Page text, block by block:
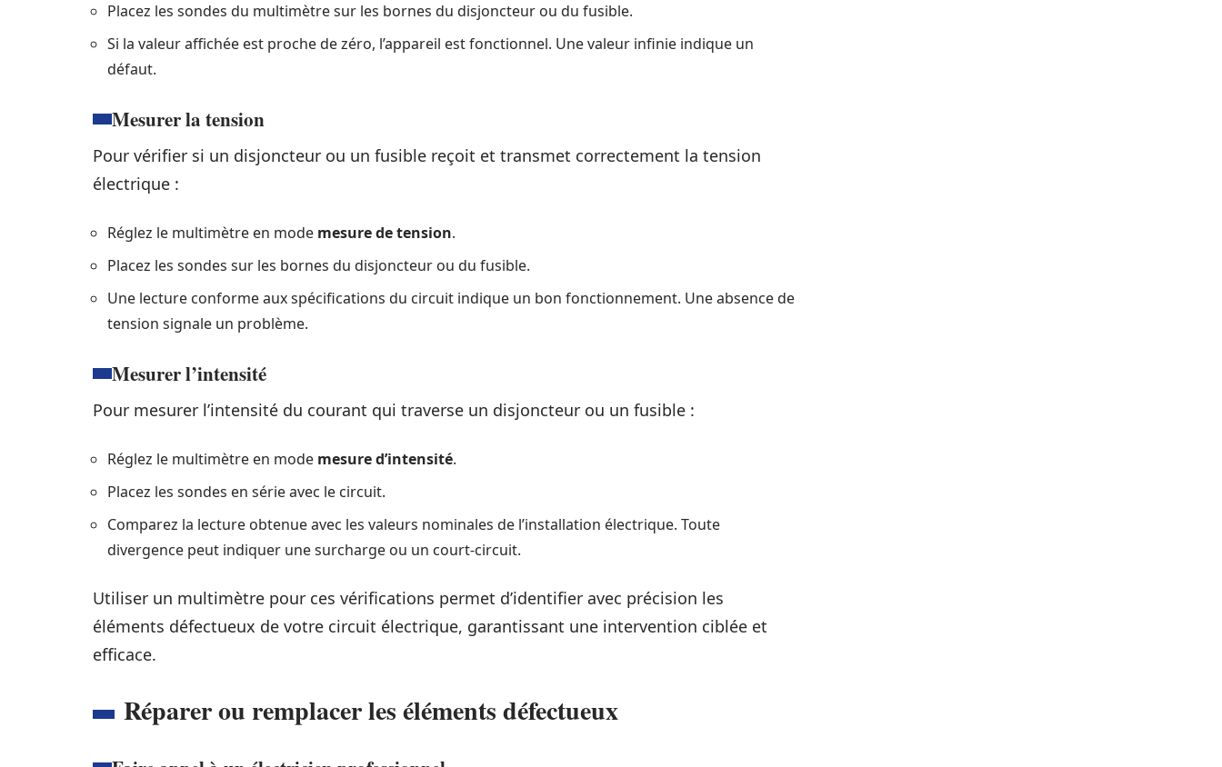
Placez les sondes du multimètre sur les bornes du disjoncteur ou du fusible.
Si la valeur affichée est proche de zéro, l’appareil est fonctionnel. Une valeur infinie indique un
défaut.
Mesurer la tension
Pour vérifier si un disjoncteur ou un fusible reçoit et transmet correctement la tension
électrique :
Réglez le multimètre en mode mesure de tension.
Placez les sondes sur les bornes du disjoncteur ou du fusible.
Une lecture conforme aux spécifications du circuit indique un bon fonctionnement. Une absence de
tension signale un problème.
Mesurer l’intensité
Pour mesurer l’intensité du courant qui traverse un disjoncteur ou un fusible :
Réglez le multimètre en mode mesure d’intensité.
Placez les sondes en série avec le circuit.
Comparez la lecture obtenue avec les valeurs nominales de l’installation électrique. Toute
divergence peut indiquer une surcharge ou un court-circuit.
Utiliser un multimètre pour ces vérifications permet d’identifier avec précision les
éléments défectueux de votre circuit électrique, garantissant une intervention ciblée et
efficace.
Réparer ou remplacer les éléments défectueux